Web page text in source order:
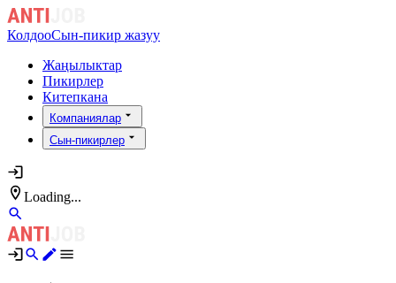
КолдооСын-пикир жазуу
Жаңылыктар
Пикирлер
Китепкана
Компаниялар
Сын-пикирлер
Loading...